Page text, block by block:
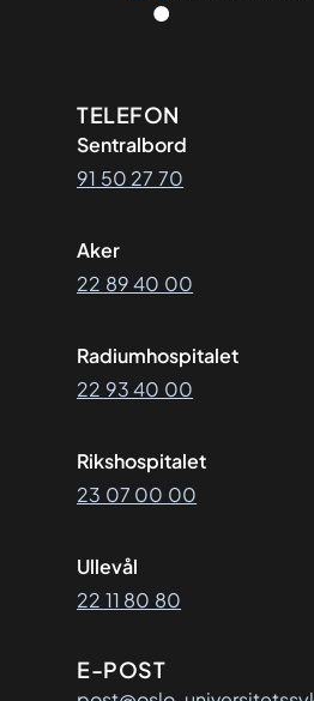
TELEFON
Sentralbord
91 50 27 70
Aker
22 89 40 00
Radiumhospitalet
22 93 40 00
Rikshospitalet
23 07 00 00
Ullevål
22 11 80 80
E-POST